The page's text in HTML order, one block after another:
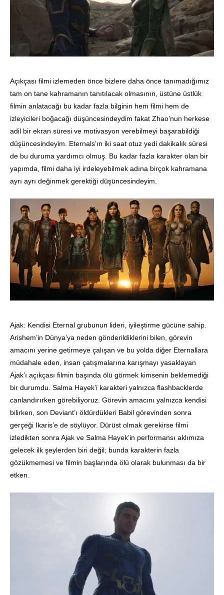
Açıkçası filmi izlemeden önce bizlere daha önce tanımadığımız
tam on tane kahramanın tanıtılacak olmasının, üstüne üstlük
filmin anlatacağı bu kadar fazla bilginin hem filmi hem de
izleyicileri boğacağı düşüncesindeydim fakat Zhao’nun herkese
adil bir ekran süresi ve motivasyon verebilmeyi başarabildiği
düşüncesindeyim. Eternals’ın iki saat otuz yedi dakikalık süresi
de bu duruma yardımcı olmuş. Bu kadar fazla karakter olan bir
yapımda, filmi daha iyi irdeleyebilmek adına birçok kahramana
ayrı ayrı değinmek gerektiği düşüncesindeyim.
Ajak: Kendisi Eternal grubunun lideri, iyileştirme gücüne sahip.
Arishem’in Dünya’ya neden gönderildiklerini bilen, görevin
amacını yerine getirmeye çalışan ve bu yolda diğer Eternallara
müdahale eden, insan çatışmalarına karışmayı yasaklayan
Ajak’ı açıkçası filmin başında ölü görmek kimsenin beklemediği
bir durumdu. Salma Hayek’i karakteri yalnızca flashbacklerde
canlandırırken görebiliyoruz. Görevin amacını yalnızca kendisi
bilirken, son Deviant’ı öldürdükleri Babil görevinden sonra
gerçeği Ikaris’e de söylüyor. Dürüst olmak gerekirse filmi
izledikten sonra Ajak ve Salma Hayek’in performansı aklımıza
gelecek ilk şeylerden biri değil; bunda karakterin fazla
gözükmemesi ve filmin başlarında ölü olarak bulunması da bir
etken.